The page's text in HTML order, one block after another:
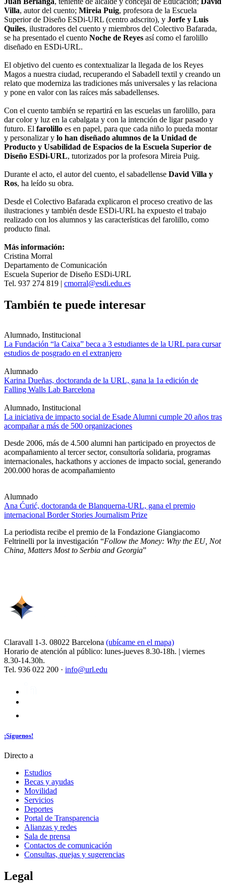
Villa, autor del cuento; Mireia Puig, profesora de la Escuela
Superior de Diseño ESDi-URL (centro adscrito), y Jorfe y Luis
Quiles, ilustradores del cuento y miembros del Colectivo Bafarada,
se ha presentado el cuento Noche de Reyes así como el farolillo
diseñado en ESDi-URL.
El objetivo del cuento es contextualizar la llegada de los Reyes
Magos a nuestra ciudad, recuperando el Sabadell textil y creando un
relato que moderniza las tradiciones más universales y las relaciona
y pone en valor con las raíces más sabadellenses.
Con el cuento también se repartirá en las escuelas un farolillo, para
dar color y luz en la cabalgata y con la intención de ligar pasado y
futuro. El farolillo es en papel, para que cada niño lo pueda montar
y personalizar y lo han diseñado alumnos de la Unidad de
Producto y Usabilidad de Espacios de la Escuela Superior de
Diseño ESDi-URL, tutorizados por la profesora Mireia Puig.
Durante el acto, el autor del cuento, el sabadellense David Villa y
Ros, ha leído su obra.
Desde el Colectivo Bafarada explicaron el proceso creativo de las
ilustraciones y también desde ESDi-URL ha expuesto el trabajo
realizado con los alumnos y las características del farolillo, como
producto final.
Más información:
Cristina Morral
Departamento de Comunicación
Escuela Superior de Diseño ESDi-URL
Tel. 937 274 819 | cmorral@esdi.edu.es
También te puede interesar
Alumnado, Institucional
La Fundación “la Caixa” beca a 3 estudiantes de la URL para cursar
estudios de posgrado en el extranjero
Alumnado
Karina Dueñas, doctoranda de la URL, gana la 1a edición de
Falling Walls Lab Barcelona
Alumnado, Institucional
La iniciativa de impacto social de Esade Alumni cumple 20 años tras
acompañar a más de 500 organizaciones
Desde 2006, más de 4.500 alumni han participado en proyectos de
acompañamiento al tercer sector, consultoría solidaria, programas
internacionales, hackathons y acciones de impacto social, generando
200.000 horas de acompañamiento
Alumnado
Ana Ćurić, doctoranda de Blanquerna-URL, gana el premio
internacional Border Stories Journalism Prize
La periodista recibe el premio de la Fondazione Giangiacomo
Feltrinelli por la investigación “Follow the Money: Why the EU, Not
China, Matters Most to Serbia and Georgia”
Claravall 1-3. 08022 Barcelona (ubícame en el mapa)
Horario de atención al público: lunes-jueves 8.30-18h. | viernes
8.30-14.30h.
Tel. 936 022 200 · info@url.edu
¡Síguenos!
Directo a
Estudios
Becas y ayudas
Movilidad
Servicios
Deportes
Portal de Transparencia
Alianzas y redes
Sala de prensa
Contactos de comunicación
Consultas, quejas y sugerencias
Legal